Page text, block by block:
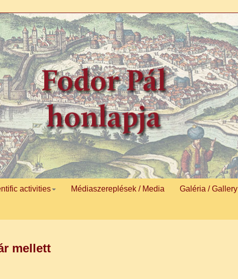
activities Médiaszereplések / Media Galéria / Gallery
mellett